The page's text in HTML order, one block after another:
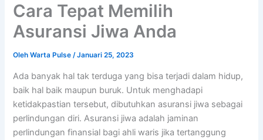
Cara Tepat Memilih
Asuransi Jiwa Anda
OlehWarta Pulse/Januari 25, 2023
Ada banyak hal tak terduga yang bisa terjadi dalam hidup,
baik hal baik maupun buruk. Untuk menghadapi
ketidakpastian tersebut, dibutuhkan asuransi jiwa sebagai
perlindungan diri. Asuransi jiwa adalah jaminan
perlindungan finansial bagi ahli waris jika tertanggung